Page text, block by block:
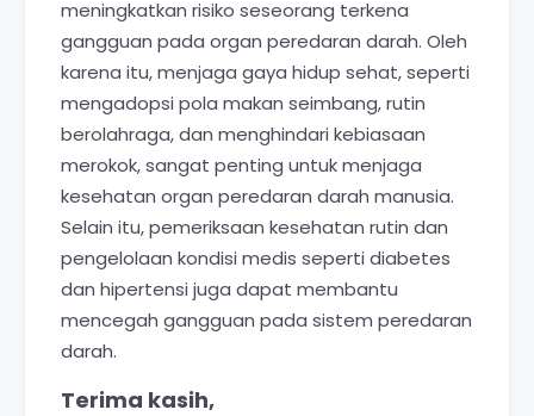
meningkatkan risiko seseorang terkena
gangguan pada organ peredaran darah. Oleh
karena itu, menjaga gaya hidup sehat, seperti
mengadopsi pola makan seimbang, rutin
berolahraga, dan menghindari kebiasaan
merokok, sangat penting untuk menjaga
kesehatan organ peredaran darah manusia.
Selain itu, pemeriksaan kesehatan rutin dan
pengelolaan kondisi medis seperti diabetes
dan hipertensi juga dapat membantu
mencegah gangguan pada sistem peredaran
darah.
Terima kasih,